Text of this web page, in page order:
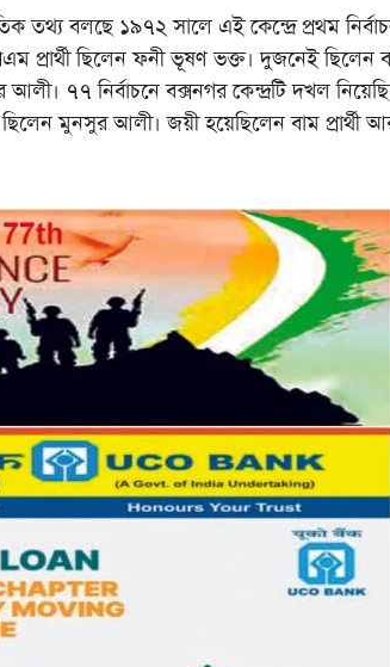
তথ্য বলছে ১৯৭২ সালে এই কেন্দ্রে প্রথম
প্রার্থী ছিলেন ফনী ভূষণ ভক্ত। দুজনেই ছিলেন
আলী। ৭৭ নির্বাচনে বক্সনগর কেন্দ্রটি দখল
ছিলেন মুনসুর আলী। জয়ী হয়েছিলেন বাম প্রার্থী